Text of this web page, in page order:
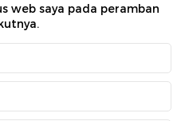
web saya pada peramban